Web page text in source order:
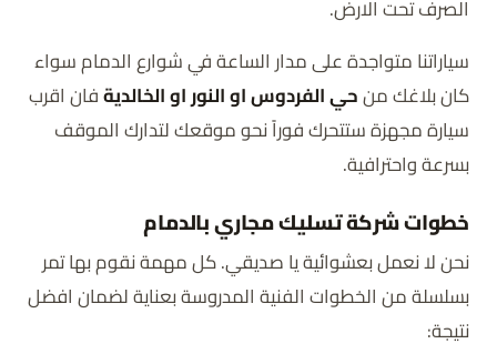
الصرف تحت الارض.
سياراتنا متواجدة على مدار الساعة في شوارع الدمام سواء
كان بلاغك منحي الفردوس او النور او الخالديةفان اقرب
سيارة مجهزة ستتحرك فوراً نحو موقعك لتدارك الموقف
بسرعة واحترافية.
خطوات شركة تسليك مجاري بالدمام
نحن لا نعمل بعشوائية يا صديقي. كل مهمة نقوم بها تمر
بسلسلة من الخطوات الفنية المدروسة بعناية لضمان افضل
نتيجة: